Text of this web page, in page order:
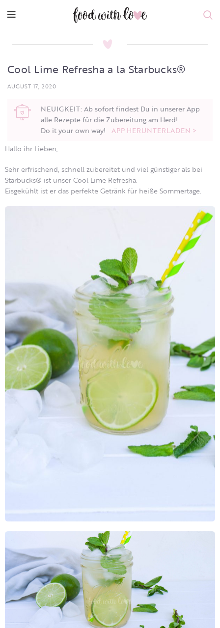
Cool Lime Refresha a la Starbucks®
AUGUST 17, 2020
NEUIGKEIT: Ab sofort findest Du in unserer App
alle Rezepte für die Zubereitung am Herd!
Do it your own way! APP HERUNTERLADEN >
Hallo ihr Lieben,
Sehr erfrischend, schnell zubereitet und viel günstiger als bei
Starbucks® ist unser Cool Lime Refresha.
Eisgekühlt ist er das perfekte Getränk für heiße Sommertage.